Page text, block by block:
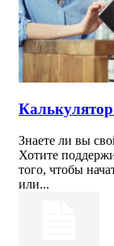
Калькулятор
Знаете ли вы
Хотите
того, чтобы
или...